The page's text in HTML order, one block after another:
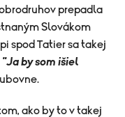
prepadla
Slovákom
spod Tatier sa takej
"Ja by som išiel
ako by to v takej